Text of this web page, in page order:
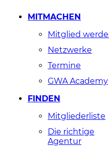
MITMACHEN
Mitglied
Netzwerke
Termine
GWA Academy
FINDEN
Mitgliederliste
Die richtige
Agentur